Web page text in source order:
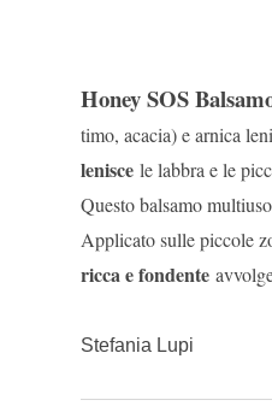
Honey SOS
timo, acacia) e arnica
lenisce le labbra e le
Questo balsamo
Applicato sulle piccole
ricca e fondente
Stefania Lupi